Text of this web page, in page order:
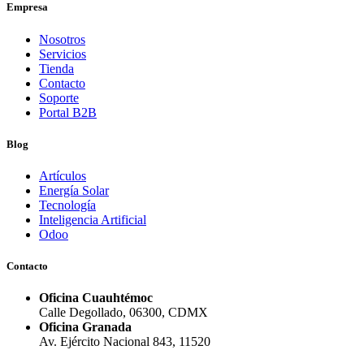
Empresa
Nosotros
Servicios
Tienda
Contacto
Soporte
Portal B2B
Blog
Artículos
Energía Solar
Tecnología
Inteligencia Artificial
Odoo
Contacto
Oficina Cuauhtémoc
Calle Degollado, 06300, CDMX
Oficina Granada
Av. Ejército Nacional 843, 11520